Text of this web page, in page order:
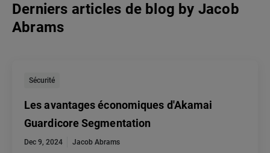
Derniers articles de blog by Jacob
Abrams
Sécurité
Les avantages économiques d'Akamai
Guardicore Segmentation
Dec 9, 2024
Jacob Abrams